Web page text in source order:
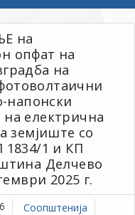
на
опфат на
на
напонски
електрична
земјиште со
1834/1 и КП
Делчево
2025 г.
Соопштенија